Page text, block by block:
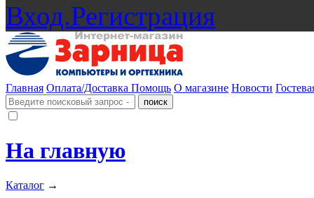
Вход.Регистрация
Главная Оплата/Доставка Помощь О магазине Новости
На главную
Каталог →